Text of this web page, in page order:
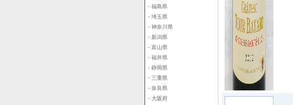
- 福島県
- 埼玉県
- 神奈川県
- 新潟県
- 富山県
- 福井県
- 静岡県
- 三重県
- 奈良県
- 大阪府